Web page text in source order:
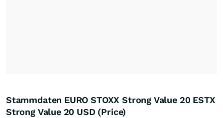
Stammdaten EURO STOXX Strong Value 20 ESTX
Strong Value 20 USD (Price)